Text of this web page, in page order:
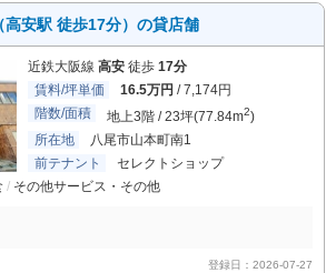
高安駅 徒歩17分）の貸店舗
近鉄大阪線 高安 徒歩 17分
賃料/坪単価
16.5万円 / 7,174円
階数/面積
地上3階 / 23坪(77.84m2)
所在地
八尾市山本町南1
前テナント
セレクトショップ
その他サービス・その他
登録日：2026-07-27